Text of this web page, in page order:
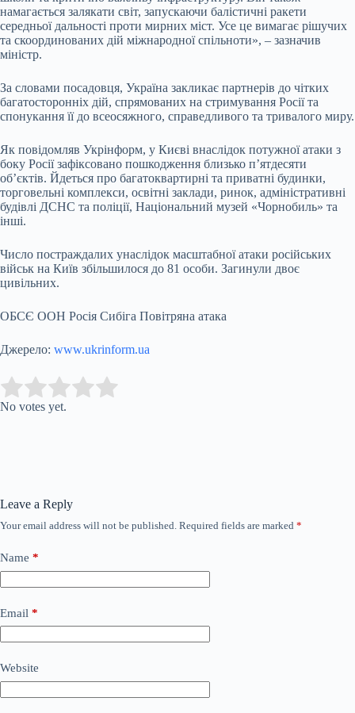
намагається залякати світ, запускаючи балістичні ракети
середньої дальності проти мирних міст. Усе це вимагає рішучих
та скоординованих дій міжнародної спільноти», – зазначив
міністр.
За словами посадовця, Україна закликає партнерів до чітких
багатосторонніх дій, спрямованих на стримування Росії та
спонукання її до всеосяжного, справедливого та тривалого миру.
Як повідомляв Укрінформ, у Києві внаслідок потужної атаки з
боку Росії зафіксовано пошкодження близько п’ятдесяти
об’єктів. Йдеться про багатоквартирні та приватні будинки,
торговельні комплекси, освітні заклади, ринок, адміністративні
будівлі ДСНС та поліції, Національний музей «Чорнобиль» та
інші.
Число постраждалих унаслідок масштабної атаки російських
військ на Київ збільшилося до 81 особи. Загинули двоє
цивільних.
ОБСЄ ООН Росія Сибіга Повітряна атака
Джерело: www.ukrinform.ua
Rate this item:
No votes yet.
Leave a Reply
Your email address will not be published. Required fields are marked *
Name *
Email *
Website